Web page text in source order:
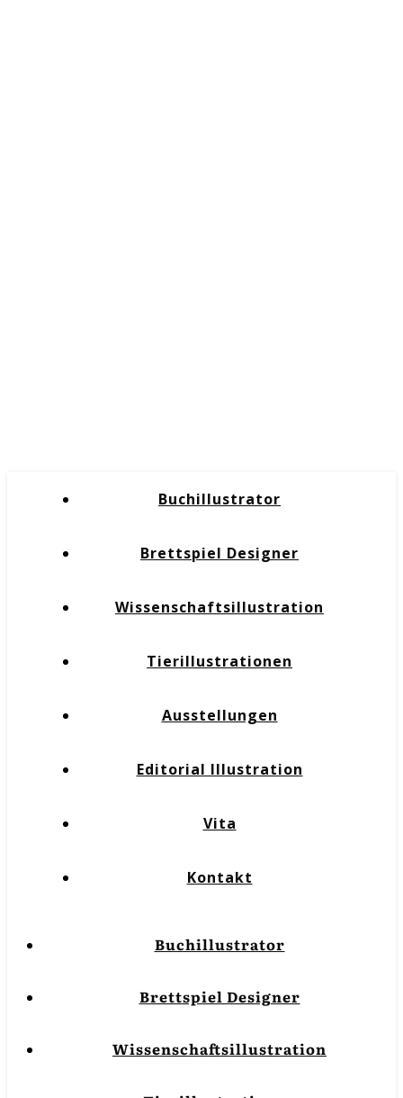
Buchillustrator
Brettspiel Designer
Wissenschaftsillustration
Tierillustrationen
Ausstellungen
Editorial Illustration
Vita
Kontakt
Buchillustrator
Brettspiel Designer
Wissenschaftsillustration